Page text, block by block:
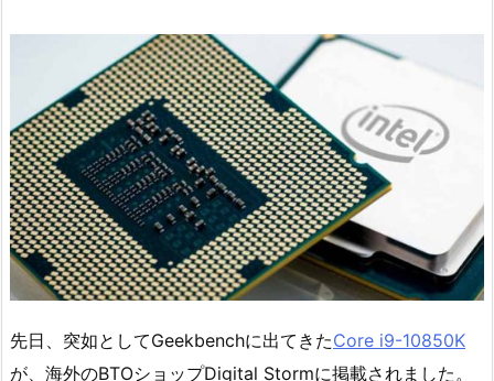
先日、突如としてGeekbenchに出てきたCore i9-10850K
が、海外のBTOショップDigital Stormに掲載されました。